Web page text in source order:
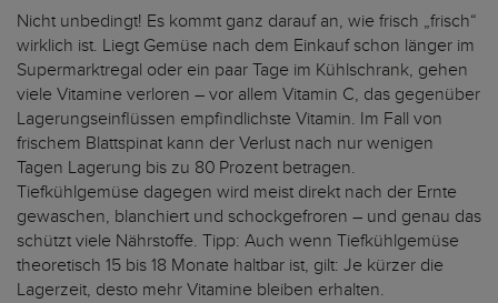
Nicht unbedingt! Es kommt ganz darauf an, wie frisch „frisch“
wirklich ist. Liegt Gemüse nach dem Einkauf schon länger im
Supermarktregal oder ein paar Tage im Kühlschrank, gehen
viele Vitamine verloren – vor allem Vitamin C, das gegenüber
Lagerungseinflüssen empfindlichste Vitamin. Im Fall von
frischem Blattspinat kann der Verlust nach nur wenigen
Tagen Lagerung bis zu 80 Prozent betragen.
Tiefkühlgemüse dagegen wird meist direkt nach der Ernte
gewaschen, blanchiert und schockgefroren – und genau das
schützt viele Nährstoffe. Tipp: Auch wenn Tiefkühlgemüse
theoretisch 15 bis 18 Monate haltbar ist, gilt: Je kürzer die
Lagerzeit, desto mehr Vitamine bleiben erhalten.